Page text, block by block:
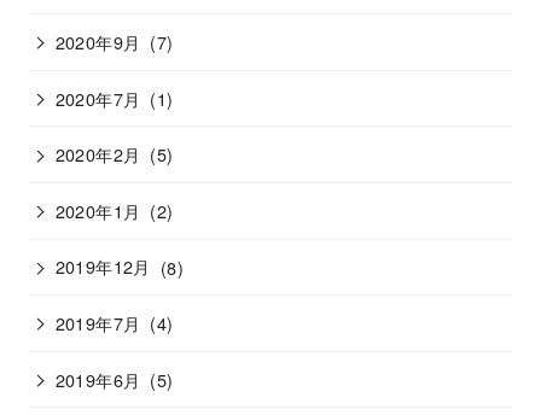
2020年9月 (7)
2020年7月 (1)
2020年2月 (5)
2020年1月 (2)
2019年12月 (8)
2019年7月 (4)
2019年6月 (5)